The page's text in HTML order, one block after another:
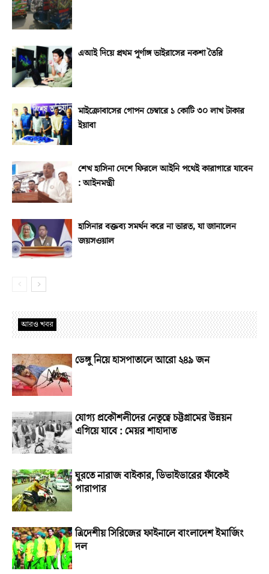
এআই দিয়ে প্রথম পূর্ণাঙ্গ ভাইরাসের নকশা তৈরি
মাইক্রোবাসের গোপন চেম্বারে ১ কোটি ৩০ লাখ টাকার
ইয়াবা
শেখ হাসিনা দেশে ফিরলে আইনি পথেই কারাগারে যাবেন
: আইনমন্ত্রী
হাসিনার বক্তব্য সমর্থন করে না ভারত, যা জানালেন
জয়সওয়াল
আরও খবর
ডেঙ্গু নিয়ে হাসপাতালে আরো ২৪৯ জন
যোগ্য প্রকৌশলীদের নেতৃত্বে চট্টগ্রামের উন্নয়ন
এগিয়ে যাবে : মেয়র শাহাদাত
ঘুরতে নারাজ বাইকার, ডিভাইডারের ফাঁকেই
পারাপার
ত্রিদেশীয় সিরিজের ফাইনালে বাংলাদেশ ইমার্জিং
দল